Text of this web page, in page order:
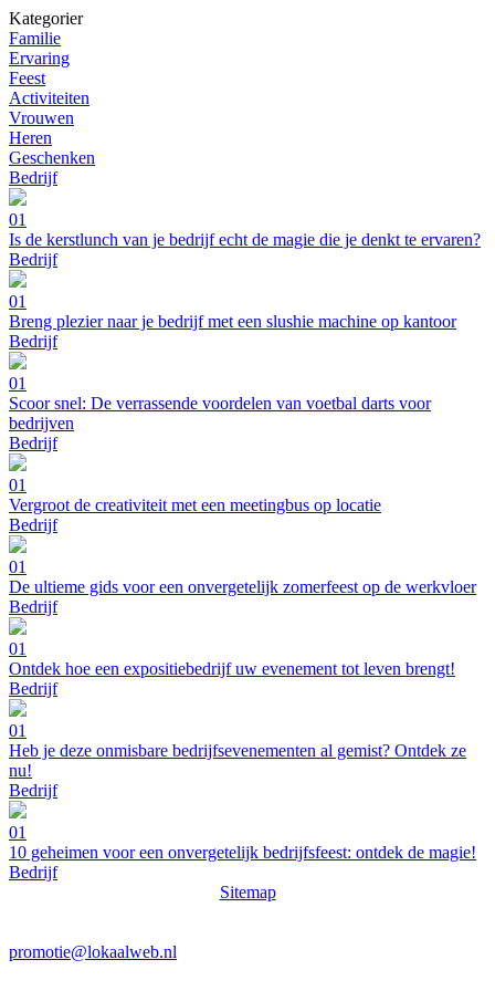
Kategorier
Familie
Ervaring
Feest
Activiteiten
Vrouwen
Heren
Geschenken
Bedrijf
01
Is de kerstlunch van je bedrijf echt de magie die je denkt te ervaren?
Bedrijf
01
Breng plezier naar je bedrijf met een slushie machine op kantoor
Bedrijf
01
Scoor snel: De verrassende voordelen van voetbal darts voor
bedrijven
Bedrijf
01
Vergroot de creativiteit met een meetingbus op locatie
Bedrijf
01
De ultieme gids voor een onvergetelijk zomerfeest op de werkvloer
Bedrijf
01
Ontdek hoe een expositiebedrijf uw evenement tot leven brengt!
Bedrijf
01
Heb je deze onmisbare bedrijfsevenementen al gemist? Ontdek ze
nu!
Bedrijf
01
10 geheimen voor een onvergetelijk bedrijfsfeest: ontdek de magie!
Bedrijf
Sitemap
promotie@lokaalweb.nl